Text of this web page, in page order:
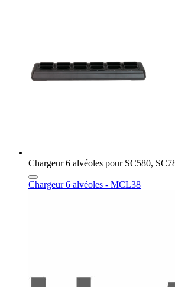
Chargeur 6 alvéoles pour SC580,
Chargeur 6 alvéoles - MCL38